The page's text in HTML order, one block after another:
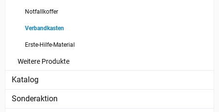
Notfallkoffer
Verbandkasten
Erste-Hilfe-Material
Weitere Produkte
Katalog
Sonderaktion